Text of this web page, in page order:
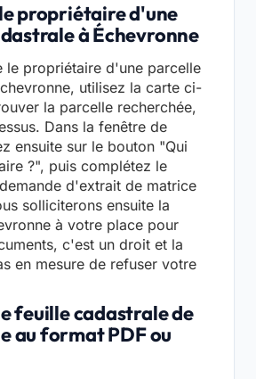
propriétaire d'une
à Échevronne
le propriétaire d'une parcelle
utilisez la carte ci-
la parcelle recherchée,
Dans la fenêtre de
ensuite sur le bouton "Qui
?", puis complétez le
d'extrait de matrice
solliciterons ensuite la
à votre place pour
c'est un droit et la
en mesure de refuser votre
feuille cadastrale de
au format PDF ou